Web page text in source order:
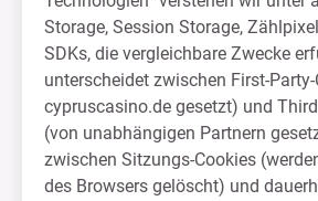
Storage, Session Storage,
SDKs, die vergleichbare Zwecke
unterscheidet zwischen First-
cypruscasino.de gesetzt) und
(von unabhängigen Partnern
zwischen Sitzungs-Cookies
des Browsers gelöscht) und